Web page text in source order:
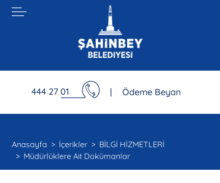
444 27 01 | Ödeme Beyan
Anasayfa İçerikler
BİLGİ HİZMETLERİ
Müdürlüklere Ait Dokümanlar